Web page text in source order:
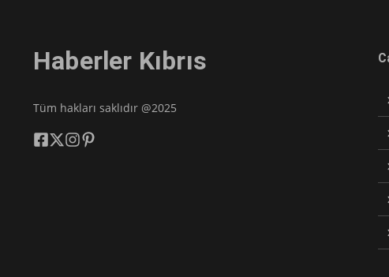
Haberler Kıbrıs
Tüm hakları saklıdır @2025